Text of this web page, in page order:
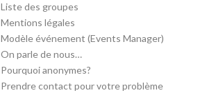
Liste des groupes
Mentions légales
Modèle événement (Events Manager)
On parle de nous…
Pourquoi anonymes?
Prendre contact pour votre problème